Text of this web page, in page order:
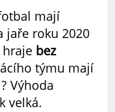
mají
jaře roku 2020
hraje bez
týmu mají
Výhoda
velká.